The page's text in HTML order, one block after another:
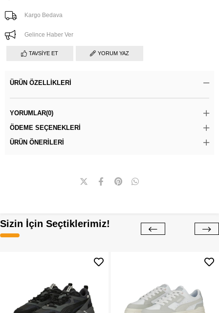
Kargo Bedava
Gelince Haber Ver
TAVSIYE ET YORUM YAZ
ÜRÜN ÖZELLIKLERI
YORUMLAR(0)
ÖDEME SEÇENEKLERI
ÜRÜN ÖNERILERI
Sizin İçin Seçtiklerimiz!